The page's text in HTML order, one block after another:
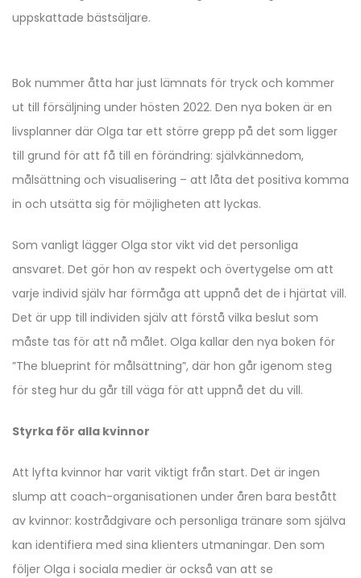
uppskattade bästsäljare.
Bok nummer åtta har just lämnats för tryck och kommer
ut till försäljning under hösten 2022. Den nya boken är en
livsplanner där Olga tar ett större grepp på det som ligger
till grund för att få till en förändring: självkännedom,
målsättning och visualisering – att låta det positiva komma
in och utsätta sig för möjligheten att lyckas.
Som vanligt lägger Olga stor vikt vid det personliga
ansvaret. Det gör hon av respekt och övertygelse om att
varje individ själv har förmåga att uppnå det de i hjärtat vill.
Det är upp till individen själv att förstå vilka beslut som
måste tas för att nå målet. Olga kallar den nya boken för
”The blueprint för målsättning”, där hon går igenom steg
för steg hur du går till väga för att uppnå det du vill.
Styrka för alla kvinnor
Att lyfta kvinnor har varit viktigt från start. Det är ingen
slump att coach-organisationen under åren bara bestått
av kvinnor: kostrådgivare och personliga tränare som själva
kan identifiera med sina klienters utmaningar. Den som
följer Olga i sociala medier är också van att se